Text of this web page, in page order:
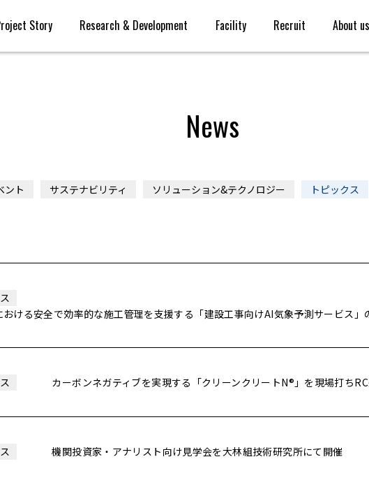
Story Research & Development Facility Recruit About us
News
ント サステナビリティ ソリューション&テクノロジー トピックス
ける安全で効率的な施工管理を支援する「建設工事向けAI気象予測サービス」
カーボンネガティブを実現する「クリーンクリートN®」を現場打ち
機関投資家・アナリスト向け見学会を大林組技術研究所にて開催